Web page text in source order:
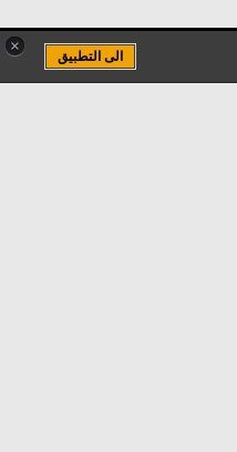
×
الى التطبيق